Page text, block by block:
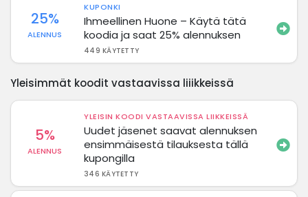
25%
ALENNUS
KUPONKI
Ihmeellinen Huone – Käytä tätä
koodia ja saat 25% alennuksen
449 KÄYTETTY
Yleisimmät koodit vastaavissa liiikkeissä
5%
ALENNUS
YLEISIN KOODI VASTAAVISSA LIIKKEISSÄ
Uudet jäsenet saavat alennuksen
ensimmäisestä tilauksesta tällä
kupongilla
346 KÄYTETTY